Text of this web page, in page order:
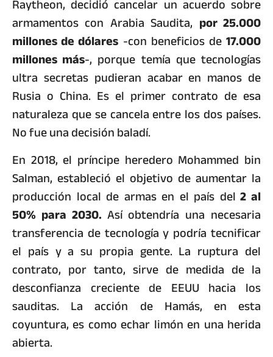
Raytheon, decidió cancelar un acuerdo sobre
armamentos con Arabia Saudita, por 25.000
millones de dólares -con beneficios de17.000
millones más-, porque temía que tecnologías
ultra secretas pudieran acabar en manos de
Rusia o China. Es el primer contrato de esa
naturaleza que se cancela entre los dos países.
No fue una decisión baladí.
En 2018, el príncipe heredero Mohammed bin
Salman, estableció el objetivo de aumentar la
producción local de armas en el país del 2 al
50% para 2030. Así obtendría una necesaria
transferencia de tecnología y podría tecnificar
el país y a su propia gente. La ruptura del
contrato, por tanto, sirve de medida de la
desconfianza creciente de EEUU hacia los
sauditas. La acción de Hamás, en esta
coyuntura, es como echar limón en una herida
abierta.